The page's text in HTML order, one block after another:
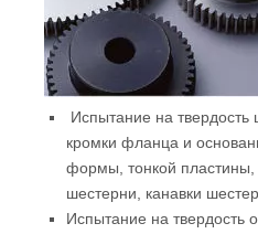
Испытание на
кромки фланца и
формы, тонкой пластины,
шестерни, канавки
Испытание на твердость